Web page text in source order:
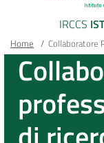
IRCCS
Main container
Briciole
di
pane
Home / Collaboratore